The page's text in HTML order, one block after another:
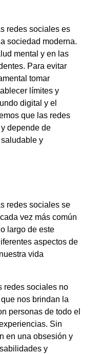
redes sociales es
sociedad moderna.
mental y en las
Para evitar
tomar
límites y
digital y el
que las redes
depende de
y
redes sociales se
vez más común
largo de este
aspectos de
vida
redes sociales no
nos brindan la
personas de todo el
Sin
en una obsesión y
y